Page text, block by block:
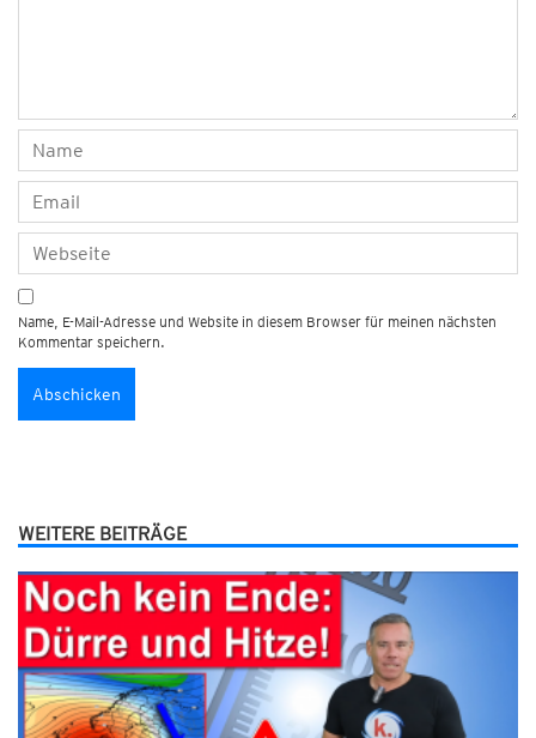
Name, E-Mail-Adresse und Website in diesem Browser für meinen nächsten
Kommentar speichern.
WEITERE BEITRÄGE